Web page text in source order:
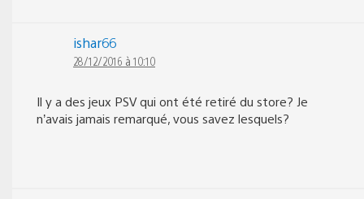
ishar66
28/12/2016 à 10:10
Il y a des jeux PSV qui ont été retiré du store? Je
n’avais jamais remarqué, vous savez lesquels?